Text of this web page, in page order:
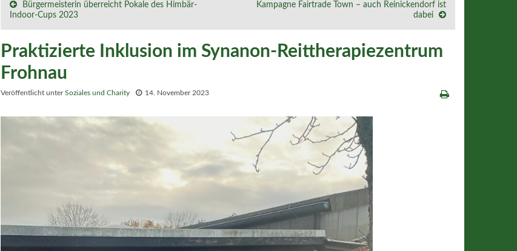
Bürgermeisterin überreicht Pokale des Himbär-
Indoor-Cups 2023
Kampagne Fairtrade Town – auch Reinickendorf ist
dabei
Praktizierte Inklusion im Synanon-Reittherapiezentrum
Frohnau
Veröffentlicht unterSoziales und Charity 14. November 2023